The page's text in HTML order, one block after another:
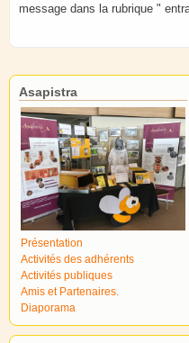
message dans la rubrique "
Asapistra
Présentation
Activités des adhérents
Activités publiques
Amis et Partenaires.
Diaporama